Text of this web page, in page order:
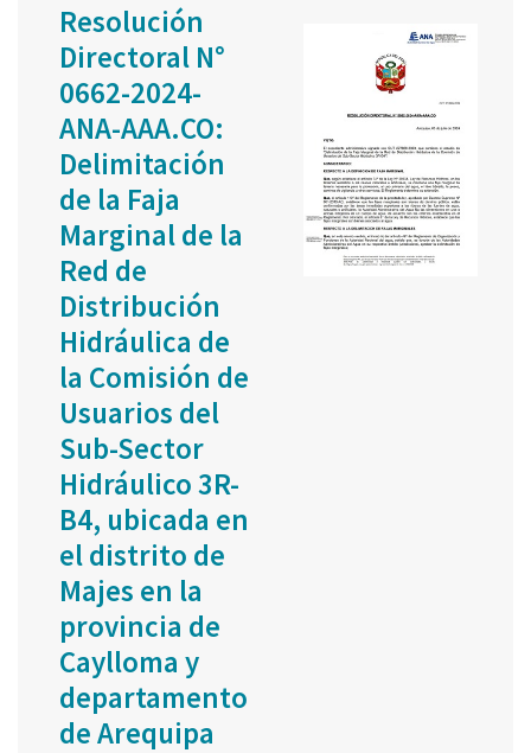
Resolución
Directoral N°
0662-2024-
ANA-AAA.CO:
Delimitación
de la Faja
Marginal de la
Red de
Distribución
Hidráulica de
la Comisión de
Usuarios del
Sub-Sector
Hidráulico 3R-
B4, ubicada en
el distrito de
Majes en la
provincia de
Caylloma y
departamento
de Arequipa